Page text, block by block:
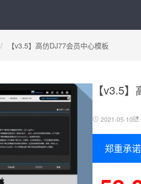
/ 【v3.5】高仿DJ77会员中心模板
【v3.5
2021-05-10
郑重承